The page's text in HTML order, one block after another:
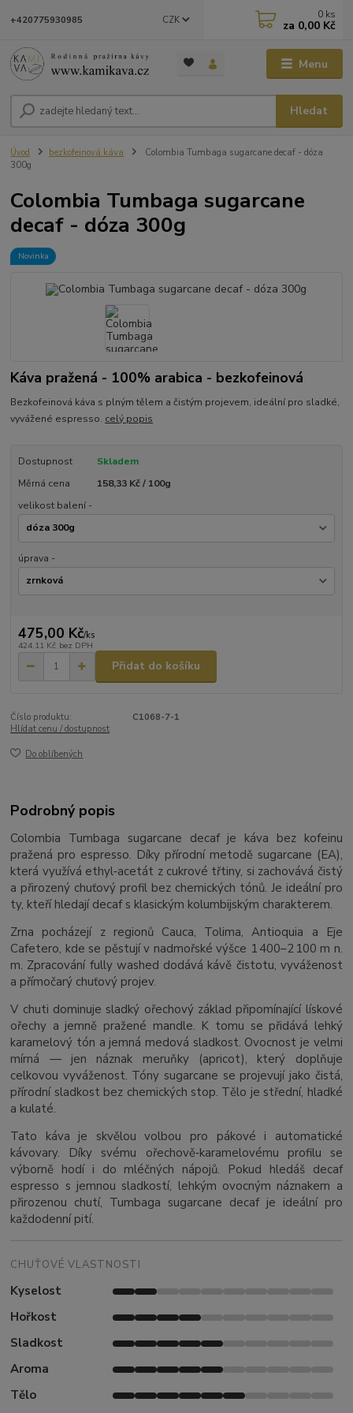
Menu
CZK
Hledat
+420775930985 0 ks
za 0,00 Kč
Úvod bezkofeinová káva
Colombia Tumbaga sugarcane decaf - dóza
300g
Colombia Tumbaga sugarcane
decaf - dóza 300g
Novinka
Káva pražená - 100% arabica - bezkofeinová
Bezkofeinová káva s plným tělem a čistým projevem, ideální pro sladké,
vyvážené espresso. celý popis
Dostupnost
Skladem
Měrná cena
158,33 Kč / 100g
velikost balení -
úprava -
475,00 Kč/ks
424,11 Kč bez DPH
Přidat do košíku
Číslo produktu:
C1068-7-1
Hlídat cenu / dostupnost
Do oblíbených
Podrobný popis
Colombia Tumbaga sugarcane decaf je káva bez kofeinu
pražená pro espresso. Díky přírodní metodě sugarcane (EA),
která využívá ethyl‑acetát z cukrové třtiny, si zachovává čistý
a přirozený chuťový profil bez chemických tónů. Je ideální pro
ty, kteří hledají decaf s klasickým kolumbijským charakterem.
Zrna pocházejí z regionů Cauca, Tolima, Antioquia a Eje
Cafetero, kde se pěstují v nadmořské výšce 1 400–2 100 m n.
m. Zpracování fully washed dodává kávě čistotu, vyváženost
a přímočarý chuťový projev.
V chuti dominuje sladký ořechový základ připomínající lískové
ořechy a jemně pražené mandle. K tomu se přidává lehký
karamelový tón a jemná medová sladkost. Ovocnost je velmi
mírná — jen náznak meruňky (apricot), který doplňuje
celkovou vyváženost. Tóny sugarcane se projevují jako čistá,
přírodní sladkost bez chemických stop. Tělo je střední, hladké
a kulaté.
Tato káva je skvělou volbou pro pákové i automatické
kávovary. Díky svému ořechově‑karamelovému profilu se
výborně hodí i do mléčných nápojů. Pokud hledáš decaf
espresso s jemnou sladkostí, lehkým ovocným náznakem a
přirozenou chutí, Tumbaga sugarcane decaf je ideální pro
každodenní pití.
CHUŤOVÉ VLASTNOSTI
Kyselost
Hořkost
Sladkost
Aroma
Tělo